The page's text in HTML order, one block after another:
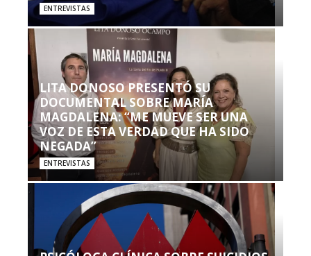
ENTREVISTAS
LITA DONOSO PRESENTÓ SU
DOCUMENTAL SOBRE MARÍA
MAGDALENA: “ME MUEVE SER UNA
VOZ DE ESTA VERDAD QUE HA SIDO
NEGADA”
ENTREVISTAS